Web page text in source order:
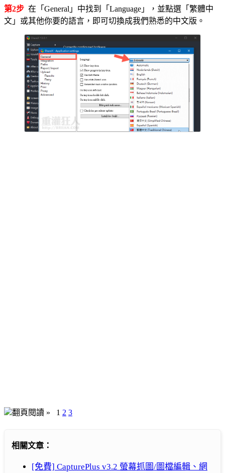
第2步 在「General」中找到「Language」，並點選「繁體中
文」或其他你要的語言，即可切換成我們熟悉的中文版。
翻頁閱讀 » 1 2 3
相關文章：
[免費] CapturePlus v3.2 螢幕抓圖/圖檔編輯、網